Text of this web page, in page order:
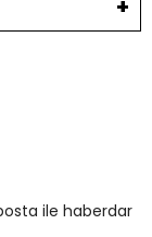
ile haberdar